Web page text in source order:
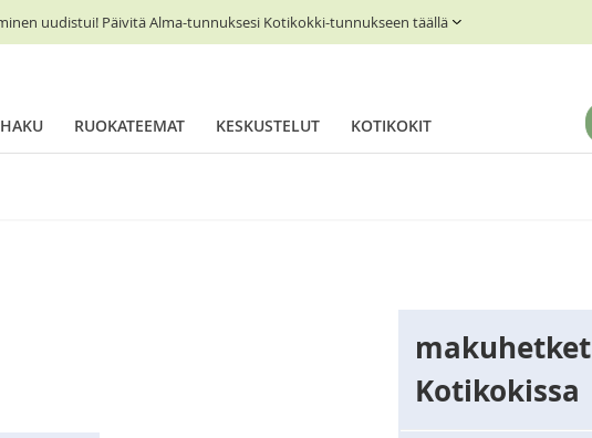
uudistui! Päivitä Alma-tunnuksesi Kotikokki-tunnukseen täällä
RUOKATEEMAT KESKUSTELUT KOTIKOKIT
makuhetket
Kotikokissa